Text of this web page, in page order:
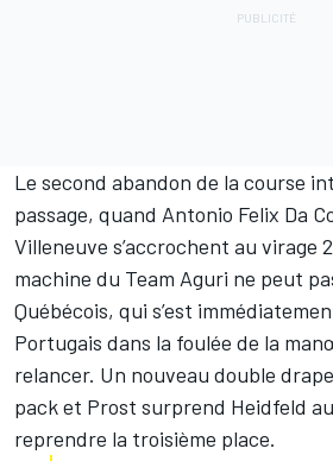
Le second abandon de la course
passage, quand Antonio Felix Da
Villeneuve s’accrochent au virage
machine du Team Aguri ne peut
Québécois, qui s’est
Portugais dans la foulée de la
relancer. Un nouveau double
pack et Prost surprend Heidfeld
reprendre la troisième place.